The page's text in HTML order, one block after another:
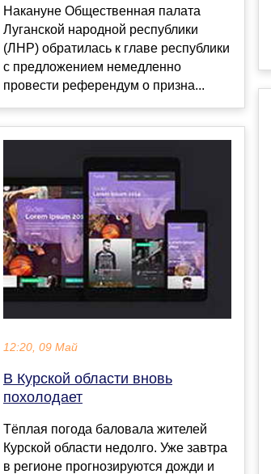
Накануне Общественная палата
Луганской народной республики
(ЛНР) обратилась к главе республики
с предложением немедленно
провести референдум о призна...
12:20, 09 Май
В Курской области вновь
похолодает
Тёплая погода баловала жителей
Курской области недолго. Уже завтра
в регионе прогнозируются дожди и